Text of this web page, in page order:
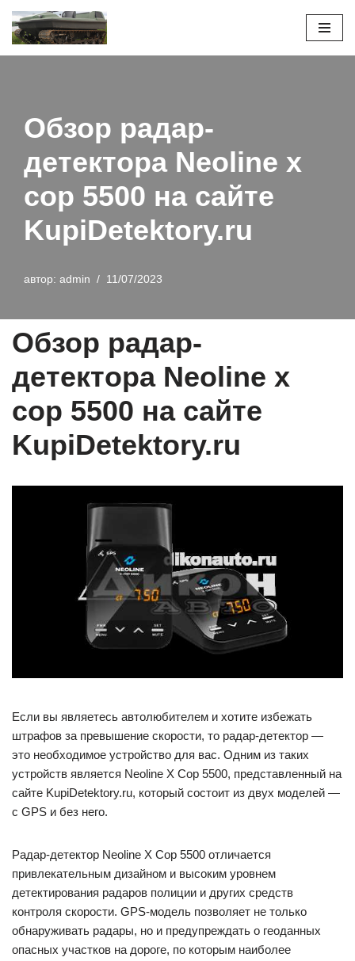
Перейти
Обзор радар-
детектора Neoline x
cop 5500 на сайте
KupiDetektory.ru
автор: admin 11/07/2023
Обзор радар-
детектора Neoline x
cop 5500 на сайте
KupiDetektory.ru
Если вы являетесь автолюбителем и хотите избежать
штрафов за превышение скорости, то радар-детектор —
это необходимое устройство для вас. Одним из таких
устройств является Neoline X Cop 5500, представленный на
сайте KupiDetektory.ru, который состоит из двух моделей —
с GPS и без него.
Радар-детектор Neoline X Cop 5500 отличается
привлекательным дизайном и высоким уровнем
детектирования радаров полиции и других средств
контроля скорости. GPS-модель позволяет не только
обнаруживать радары, но и предупреждать о геоданных
опасных участков на дороге, по которым наиболее